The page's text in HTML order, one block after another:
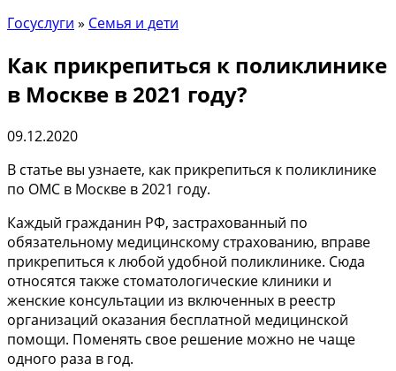
Госуслуги » Семья и дети
Как прикрепиться к поликлинике
в Москве в 2021 году?
09.12.2020
В статье вы узнаете, как прикрепиться к поликлинике
по ОМС в Москве в 2021 году.
Каждый гражданин РФ, застрахованный по
обязательному медицинскому страхованию, вправе
прикрепиться к любой удобной поликлинике. Сюда
относятся также стоматологические клиники и
женские консультации из включенных в реестр
организаций оказания бесплатной медицинской
помощи. Поменять свое решение можно не чаще
одного раза в год.